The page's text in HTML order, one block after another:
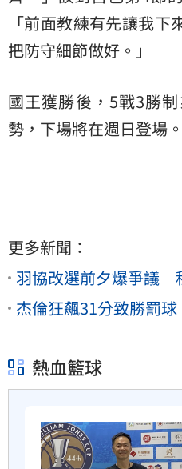
「前面教練有先讓我
把防守細節做好。」
國王獲勝後，5戰3勝
勢，下場將在週日登場。
更多新聞：
羽協改選前夕爆爭議
杰倫狂飆31分致勝罰
熱血籃球